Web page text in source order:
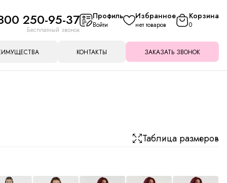
250-95-37
Бесплатный звонок
Профиль
Войти
Избранное
нет товаров
Корзина
0
КОНТАКТЫ ЗАКАЗАТЬ ЗВОНОК
Таблица размеров